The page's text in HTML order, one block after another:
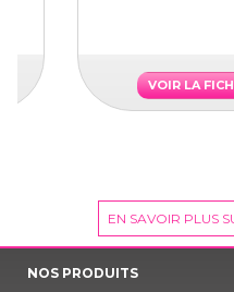
VOIR LA
EN SAVOIR PLUS
NOS PRODUITS